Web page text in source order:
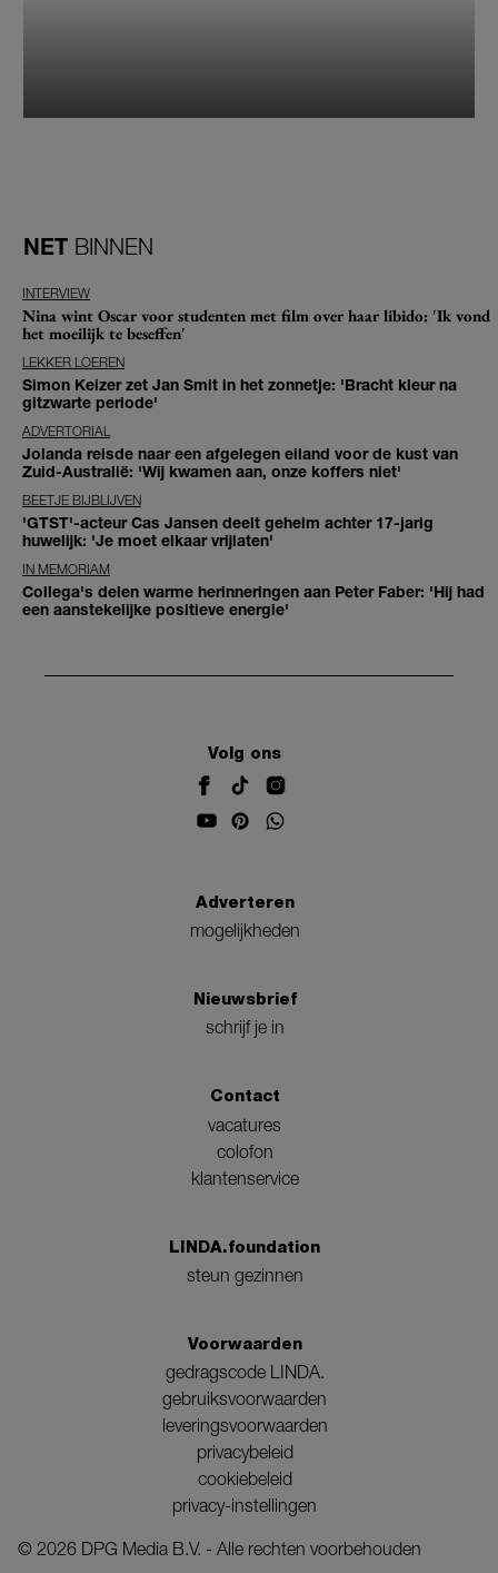
NET BINNEN
INTERVIEW
Nina wint Oscar voor studenten met film over haar libido: 'Ik vond
het moeilijk te beseffen'
LEKKER LOEREN
Simon Keizer zet Jan Smit in het zonnetje: 'Bracht kleur na
gitzwarte periode'
ADVERTORIAL
Jolanda reisde naar een afgelegen eiland voor de kust van
Zuid-Australië: 'Wij kwamen aan, onze koffers niet'
BEETJE BIJBLIJVEN
'GTST'-acteur Cas Jansen deelt geheim achter 17-jarig
huwelijk: 'Je moet elkaar vrijlaten'
IN MEMORIAM
Collega's delen warme herinneringen aan Peter Faber: 'Hij had
een aanstekelijke positieve energie'
Volg ons
Adverteren
mogelijkheden
Nieuwsbrief
schrijf je in
Contact
vacatures
colofon
klantenservice
LINDA.foundation
steun gezinnen
Voorwaarden
gedragscode LINDA.
gebruiksvoorwaarden
leveringsvoorwaarden
privacybeleid
cookiebeleid
privacy-instellingen
© 2026 DPG Media B.V. - Alle rechten voorbehouden